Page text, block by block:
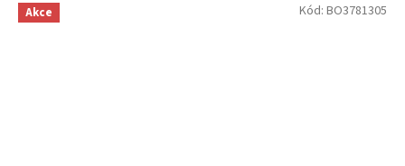
Akce Kód: BO3781305